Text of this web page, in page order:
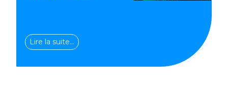
Lire la suite…